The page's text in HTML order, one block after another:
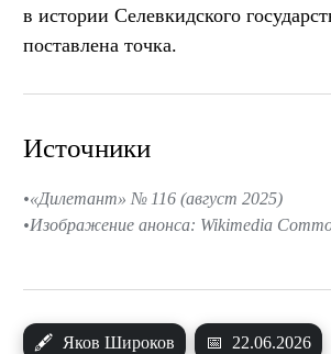
в истории Селевкидского
поставлена точка.
🖋 Яков Широков 📅 22.06.2026
Источники
«Дилетант» № 116 (август 2025)
Изображение анонса: Wikimedia